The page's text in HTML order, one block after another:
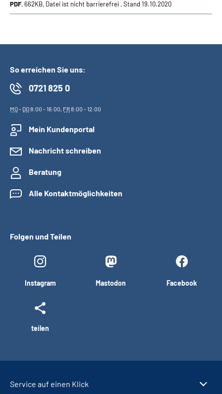
PDF, 662KB, Datei ist nicht barrierefrei , Stand 19.10.2020
So erreichen Sie uns:
0721 825 0
MO- DO8:00 - 16:00, FR8:00 - 12:00
Mein Kundenportal
Nachricht schreiben
Beratung
Alle Kontaktmöglichkeiten
Folgen und Teilen
Instagram Mastodon Facebook
teilen
Service auf einen Klick